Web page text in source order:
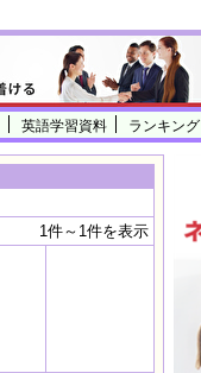
英語学習資料 ランキング
1件～1件を表示